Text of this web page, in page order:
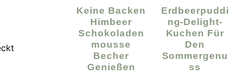
Keine Backen
Himbeer
Schokoladen
Mousse
Becher
Genießen
Erdbeerpuddi
Ng-Delight-
Kuchen Für
Den
Sommergenu
Ss